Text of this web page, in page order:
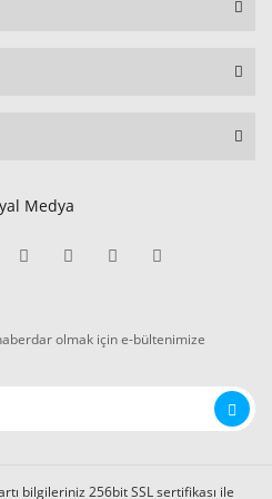
Medya
olmak için e-bültenimize
bilgileriniz 256bit SSL sertifikası ile